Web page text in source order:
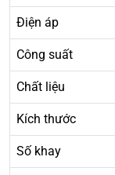
Điện áp
Công suất
Chất liệu
Kích thước
Số khay